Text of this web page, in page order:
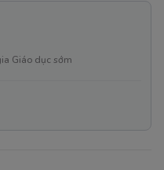
Giáo dục sớm